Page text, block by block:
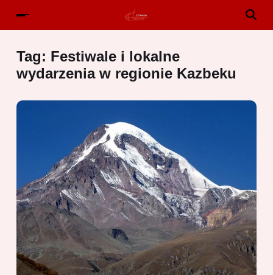
Tag: Festiwale i lokalne
wydarzenia w regionie Kazbeku